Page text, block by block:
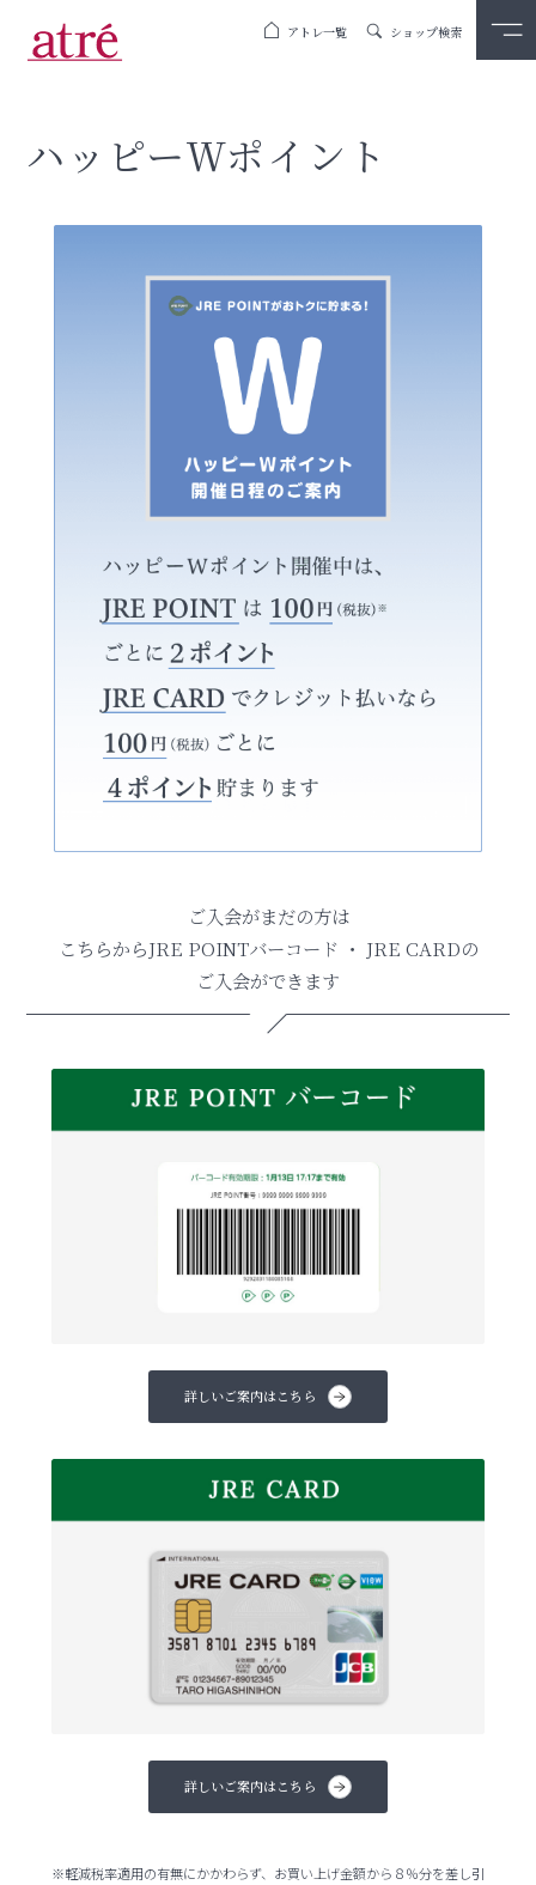
アトレ一覧 ショップ検索
ハッピーＷポイント
ご入会がまだの方は
こちらからJRE POINTバーコード ・ JRE CARDの
ご入会ができます
詳しいご案内はこちら
詳しいご案内はこちら
※軽減税率適用の有無にかかわらず、お買い上げ金額から８％分を差し引